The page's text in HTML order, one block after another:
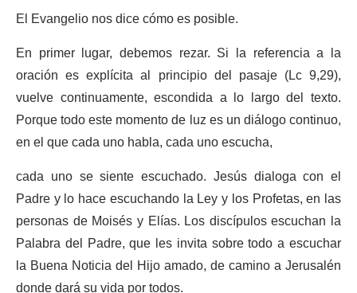
El Evangelio nos dice cómo es posible.
En primer lugar, debemos rezar. Si la referencia a la
oración es explícita al principio del pasaje (Lc 9,29),
vuelve continuamente, escondida a lo largo del texto.
Porque todo este momento de luz es un diálogo continuo,
en el que cada uno habla, cada uno escucha,
cada uno se siente escuchado. Jesús dialoga con el
Padre y lo hace escuchando la Ley y los Profetas, en las
personas de Moisés y Elías. Los discípulos escuchan la
Palabra del Padre, que les invita sobre todo a escuchar
la Buena Noticia del Hijo amado, de camino a Jerusalén